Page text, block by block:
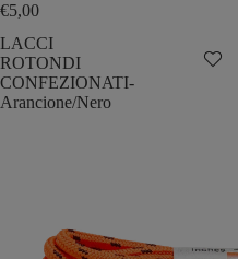
€5,00
LACCI
ROTONDI
CONFEZIONATI-
Arancione/Nero